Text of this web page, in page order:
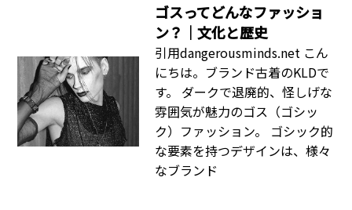
ゴスってどんなファッショ
ン？｜文化と歴史
引用dangerousminds.net こん
にちは。ブランド古着のKLDで
す。 ダークで退廃的、怪しげな
雰囲気が魅力のゴス（ゴシッ
ク）ファッション。 ゴシック的
な要素を持つデザインは、様々
なブランド